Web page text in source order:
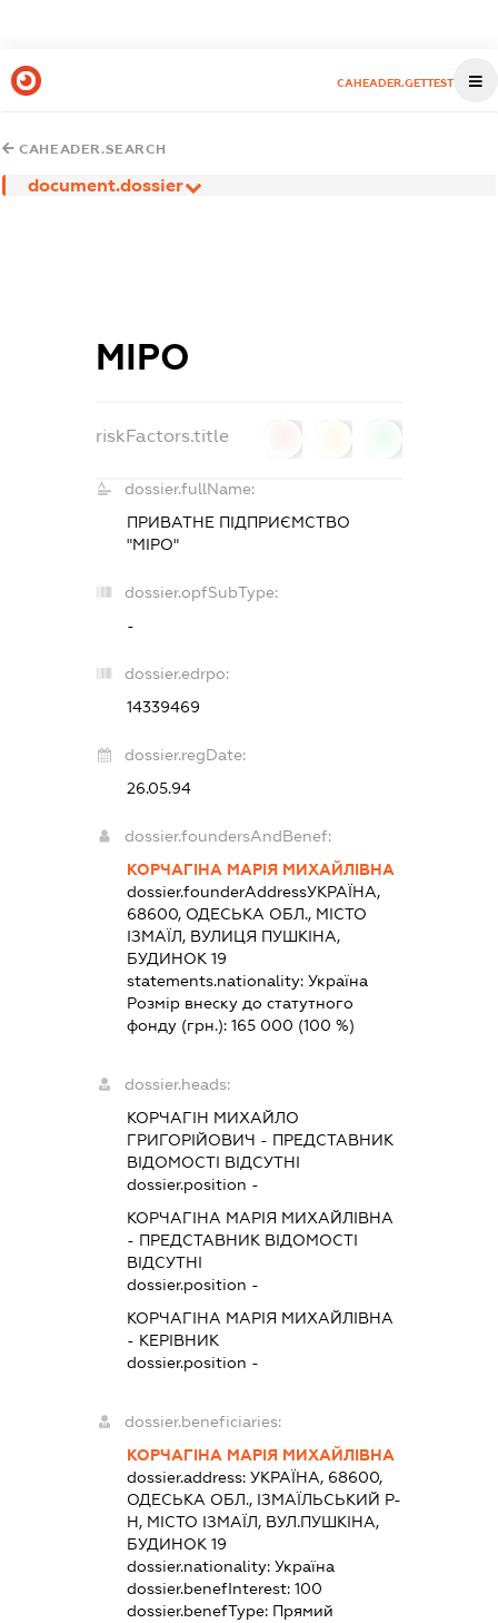
CAHEADER.GETTEST
CAHEADER.SEARCH
document.dossier
МІРО
riskFactors.title
dossier.fullName:
ПРИВАТНЕ ПІДПРИЄМСТВО
"МІРО"
dossier.opfSubType:
-
dossier.edrpo:
14339469
dossier.regDate:
26.05.94
dossier.foundersAndBenef:
КОРЧАГІНА МАРІЯ МИХАЙЛІВНА
dossier.founderAddressУКРАЇНА,
68600, ОДЕСЬКА ОБЛ., МІСТО
ІЗМАЇЛ, ВУЛИЦЯ ПУШКІНА,
БУДИНОК 19
statements.nationality: Україна
Розмір внеску до статутного
фонду (грн.): 165 000 (100 %)
dossier.heads:
КОРЧАГІН МИХАЙЛО
ГРИГОРІЙОВИЧ - ПРЕДСТАВНИК
ВІДОМОСТІ ВІДСУТНІ
dossier.position -
КОРЧАГІНА МАРІЯ МИХАЙЛІВНА
- ПРЕДСТАВНИКВІДОМОСТІ
ВІДСУТНІ
dossier.position -
КОРЧАГІНА МАРІЯ МИХАЙЛІВНА
- КЕРІВНИК
dossier.position -
dossier.beneficiaries:
КОРЧАГІНА МАРІЯ МИХАЙЛІВНА
dossier.address: УКРАЇНА, 68600,
ОДЕСЬКА ОБЛ., ІЗМАЇЛЬСЬКИЙ Р-
Н, МІСТО ІЗМАЇЛ, ВУЛ.ПУШКІНА,
БУДИНОК 19
dossier.nationality: Україна
dossier.benefInterest: 100
dossier.benefType: Прямий